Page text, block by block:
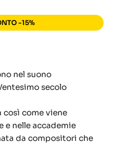
-15%
nel suono
secolo
così come viene
e nelle accademie
da compositori che